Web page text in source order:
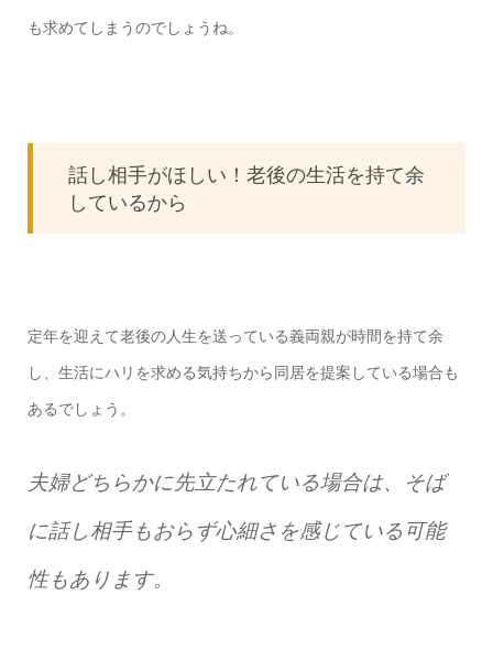
も求めてしまうのでしょうね。
話し相手がほしい！老後の生活を持て余
しているから
定年を迎えて老後の人生を送っている義両親が時間を持て余
し、生活にハリを求める気持ちから同居を提案している場合も
あるでしょう。
夫婦どちらかに先立たれている場合は、そば
に話し相手もおらず心細さを感じている可能
性もあります。